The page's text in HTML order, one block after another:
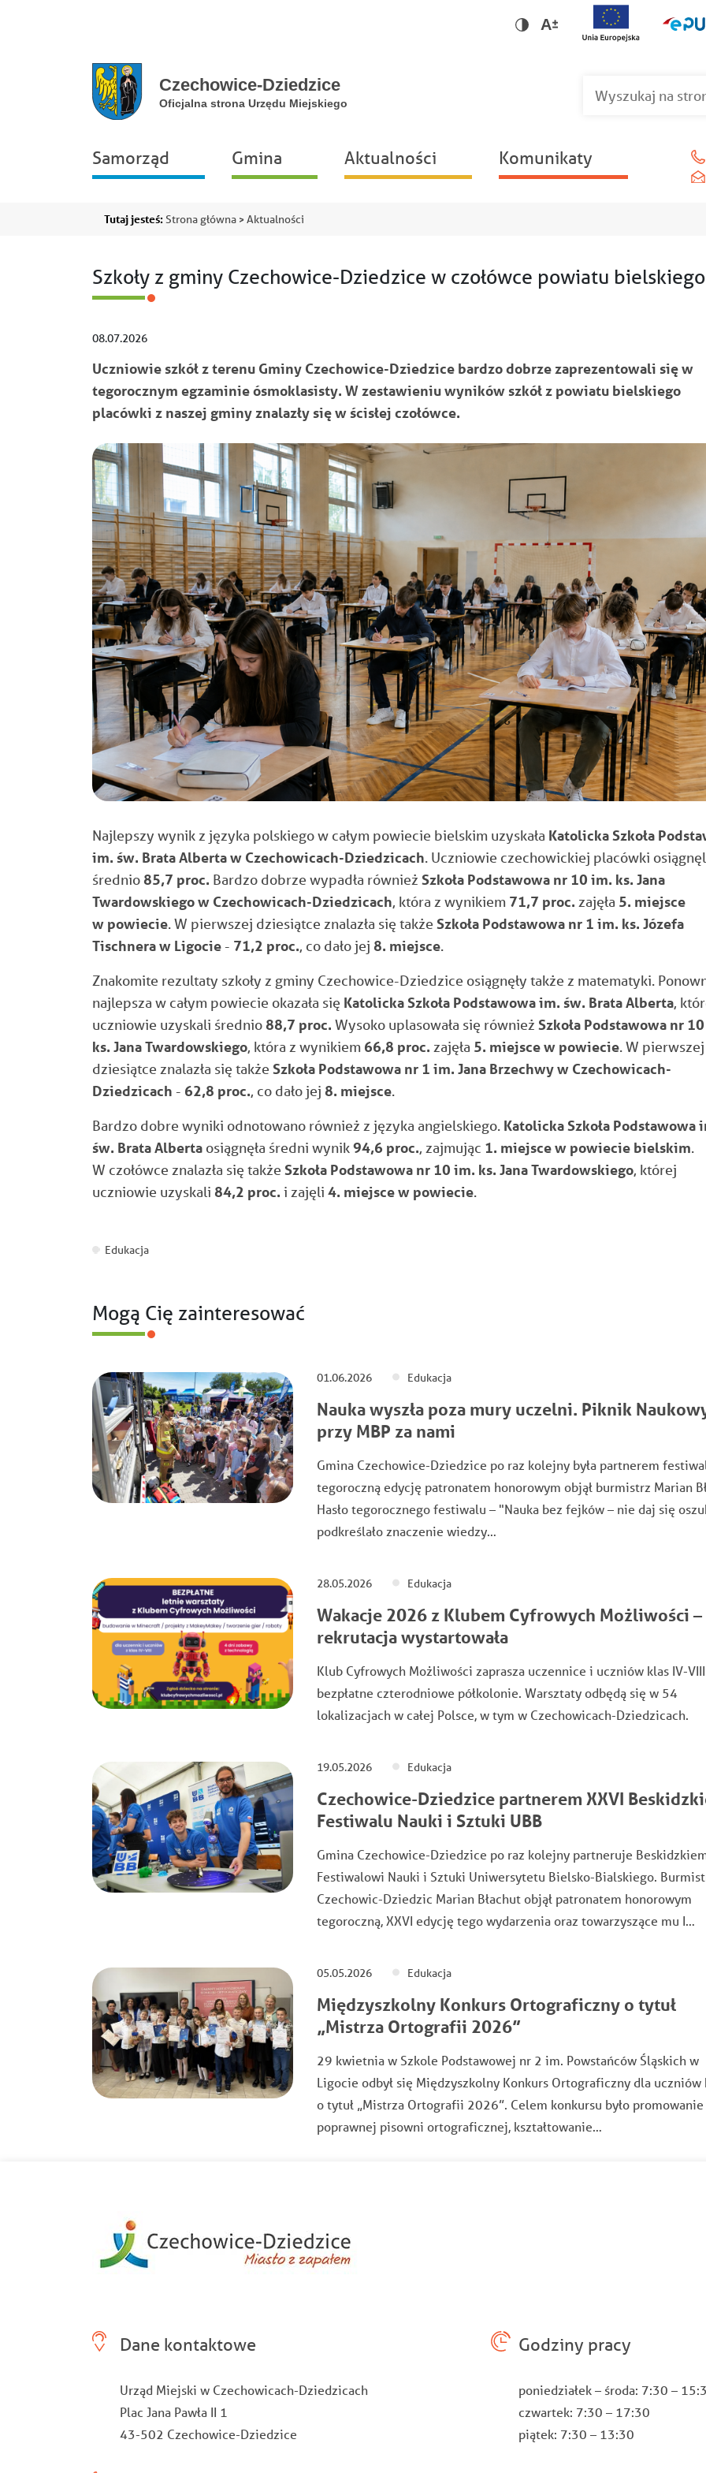
Wersja kontrastowa
Wersja dla niedowidzących
Główna
nawigacja
Samorząd Gmina Aktualności Komunikaty
Ścieżka
Tutaj jesteś: Strona główna Aktualności
Szkoły z gminy Czechowice-Dziedzice w czołówce powiatu bielskiego
08.07.2026
Uczniowie szkół z terenu Gminy Czechowice-Dziedzice bardzo dobrze zaprezentowali się w
tegorocznym egzaminie ósmoklasisty. W zestawieniu wyników szkół z powiatu bielskiego
placówki z naszej gminy znalazły się w ścisłej czołówce.
Najlepszy wynik z języka polskiego w całym powiecie bielskim uzyskała Katolicka Szkoła
im. św. Brata Alberta w Czechowicach-Dziedzicach. Uczniowie czechowickiej placówki
średnio 85,7 proc. Bardzo dobrze wypadła również Szkoła Podstawowa nr 10 im. ks. Jana
Twardowskiego w Czechowicach-Dziedzicach, która z wynikiem 71,7 proc. zajęła 5. miejsce
w powiecie. W pierwszej dziesiątce znalazła się także Szkoła Podstawowa nr 1 im. ks. Józefa
Tischnera w Ligocie- 71,2 proc., co dało jej 8. miejsce.
Znakomite rezultaty szkoły z gminy Czechowice-Dziedzice osiągnęły także z matematyki.
najlepsza w całym powiecie okazała się Katolicka Szkoła Podstawowa im. św. Brata Alberta,
uczniowie uzyskali średnio 88,7 proc. Wysoko uplasowała się również Szkoła Podstawowa nr
ks. Jana Twardowskiego, która z wynikiem 66,8 proc. zajęła 5. miejsce w powiecie. W pierwszej
dziesiątce znalazła się także Szkoła Podstawowa nr 1 im. Jana Brzechwy w Czechowicach-
Dziedzicach - 62,8 proc., co dało jej 8. miejsce.
Bardzo dobre wyniki odnotowano również z języka angielskiego. Katolicka Szkoła Podstawowa
św. Brata Alberta osiągnęła średni wynik94,6 proc., zajmując 1. miejsce w powiecie bielskim.
W czołówce znalazła się także Szkoła Podstawowa nr 10 im. ks. Jana Twardowskiego, której
uczniowie uzyskali 84,2 proc. i zajęli 4. miejsce w powiecie.
Edukacja
Mogą Cię zainteresować
01.06.2026 Edukacja
Nauka wyszła poza mury uczelni. Piknik
przy MBP za nami
Gmina Czechowice-Dziedzice po raz kolejny była partnerem
tegoroczną edycję patronatem honorowym objął burmistrz Marian
Hasło tegorocznego festiwalu – "Nauka bez fejków – nie daj się
podkreślało znaczenie wiedzy…
28.05.2026 Edukacja
Wakacje 2026 z Klubem Cyfrowych Możliwości –
rekrutacja wystartowała
Klub Cyfrowych Możliwości zaprasza uczennice i uczniów klas IV-
bezpłatne czterodniowe półkolonie. Warsztaty odbędą się w 54
lokalizacjach w całej Polsce, w tym w Czechowicach-Dziedzicach.
19.05.2026 Edukacja
Czechowice-Dziedzice partnerem XXVI
Festiwalu Nauki i Sztuki UBB
Gmina Czechowice-Dziedzice po raz kolejny partneruje
Festiwalowi Nauki i Sztuki Uniwersytetu Bielsko-Bialskiego.
Czechowic-Dziedzic Marian Błachut objął patronatem honorowym
tegoroczną, XXVI edycję tego wydarzenia oraz towarzyszące mu I…
05.05.2026 Edukacja
Międzyszkolny Konkurs Ortograficzny o tytuł
„Mistrza Ortografii 2026”
29 kwietnia w Szkole Podstawowej nr 2 im. Powstańców Śląskich w
Ligocie odbył się Międzyszkolny Konkurs Ortograficzny dla uczniów
o tytuł „Mistrza Ortografii 2026”. Celem konkursu było promowanie
poprawnej pisowni ortograficznej, kształtowanie…
Dane kontaktowe
Urząd Miejski w Czechowicach-Dziedzicach
Plac Jana Pawła II 1
43-502 Czechowice-Dziedzice
Godziny pracy
poniedziałek – środa: 7:30 –
czwartek: 7:30 – 17:30
piątek: 7:30 – 13:30